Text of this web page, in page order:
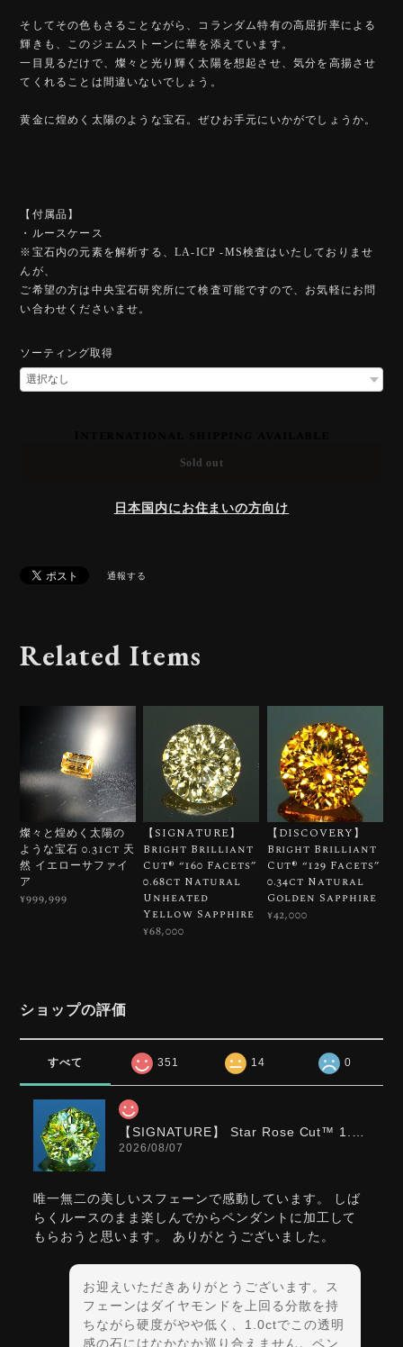
そしてその色もさることながら、コランダム特有の高屈折率による
輝きも、このジェムストーンに華を添えています。
一目見るだけで、燦々と光り輝く太陽を想起させ、気分を高揚させ
てくれることは間違いないでしょう。
黄金に煌めく太陽のような宝石。ぜひお手元にいかがでしょうか。
【付属品】
・ルースケース
※宝石内の元素を解析する、LA-ICP -MS検査はいたしておりませ
んが、
ご希望の方は中央宝石研究所にて検査可能ですので、お気軽にお問
い合わせくださいませ。
ソーティング取得
Sold out
日本国内にお住まいの方向け
通報する
Related Items
燦々と煌めく太陽の
ような宝石 0.31ct 天
然 イエローサファイ
ア
¥999,999
【SIGNATURE】
Bright Brilliant
Cut®︎ “160 Facets”
0.68ct Natural
Unheated
Yellow Sapphire
¥68,000
【DISCOVERY】
Bright Brilliant
Cut®︎ “129 Facets”
0.34ct Natural
Golden Sapphire
¥42,000
ショップの評価
すべて 351 14 0
2026/08/07
唯一無二の美しいスフェーンで感動しています。 しば
らくルースのまま楽しんでからペンダントに加工して
もらおうと思います。 ありがとうございました。
お迎えいただきありがとうございます。ス
フェーンはダイヤモンドを上回る分散を持
ちながら硬度がやや低く、1.0ctでこの透明
感の石にはなかなか巡り合えません。ペン